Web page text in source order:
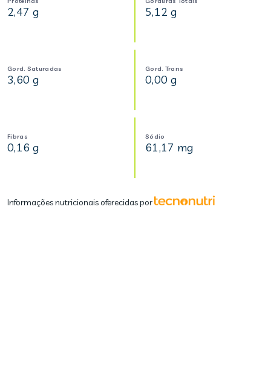
2,47 g 5,12 g
Gord. Saturadas
3,60 g
Gord. Trans
0,00 g
Fibras
0,16 g
Sódio
61,17 mg
Informações nutricionais oferecidas por